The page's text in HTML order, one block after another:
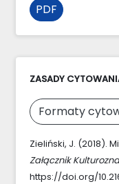
PDF
ZASADY
Formaty
Zieliński, J. (2018).
Załącznik
https://doi.org/